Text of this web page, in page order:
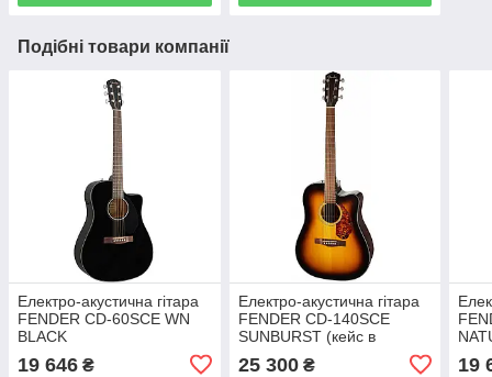
Подібні товари компанії
Електро-акустична гітара
FENDER CD-60SCE WN
BLACK
19 646 ₴
Електро-акустична гітара
FENDER CD-140SCE
SUNBURST (кейс в
25 300₴ 19